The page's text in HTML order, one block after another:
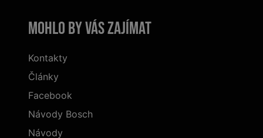
Mohlo by vás zajímat
Kontakty
Články
Facebook
Návody Bosch
Návody